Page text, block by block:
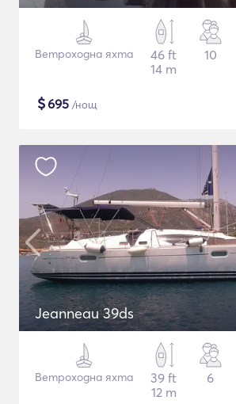
Ветроходна яхта
46 ft
14 m
10
$695 /нощ
Jeanneau 39ds
Ветроходна яхта
39 ft
12 m
6